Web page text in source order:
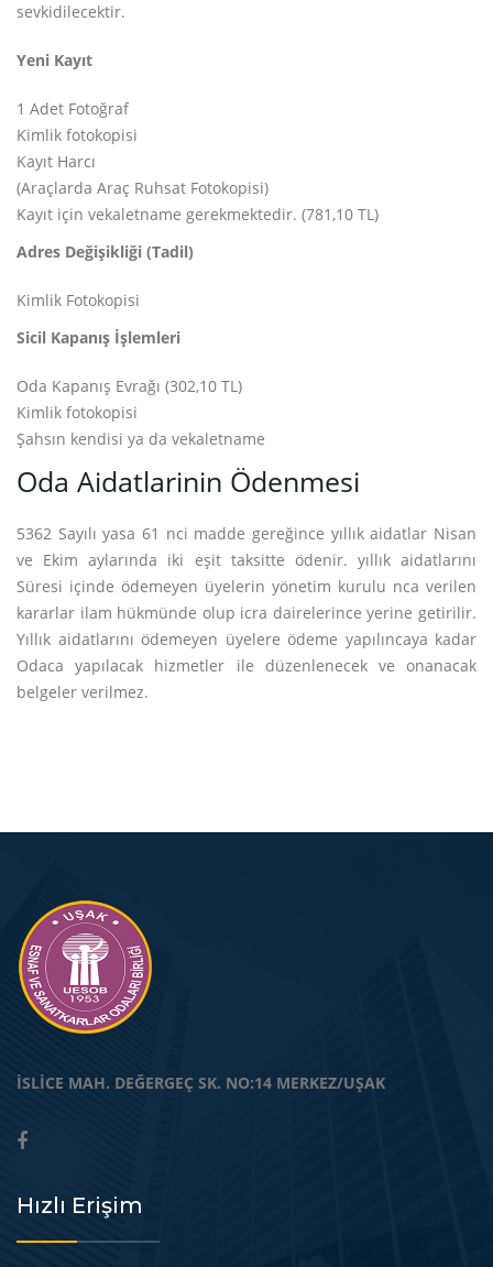
sevkidilecektir.
Yeni Kayıt
1 Adet Fotoğraf
Kimlik fotokopisi
Kayıt Harcı
(Araçlarda Araç Ruhsat Fotokopisi)
Kayıt için vekaletname gerekmektedir. (781,10 TL)
Adres Değişikliği (Tadil)
Kimlik Fotokopisi
Sicil Kapanış İşlemleri
Oda Kapanış Evrağı (302,10 TL)
Kimlik fotokopisi
Şahsın kendisi ya da vekaletname
Oda Aidatlarinin Ödenmesi
5362 Sayılı yasa 61 nci madde gereğince yıllık aidatlar Nisan
ve Ekim aylarında iki eşit taksitte ödenir. yıllık aidatlarını
Süresi içinde ödemeyen üyelerin yönetim kurulu nca verilen
kararlar ilam hükmünde olup icra dairelerince yerine getirilir.
Yıllık aidatlarını ödemeyen üyelere ödeme yapılıncaya kadar
Odaca yapılacak hizmetler ile düzenlenecek ve onanacak
belgeler verilmez.
İSLİCE MAH. DEĞERGEÇ SK. NO:14 MERKEZ/UŞAK
Hızlı Erişim